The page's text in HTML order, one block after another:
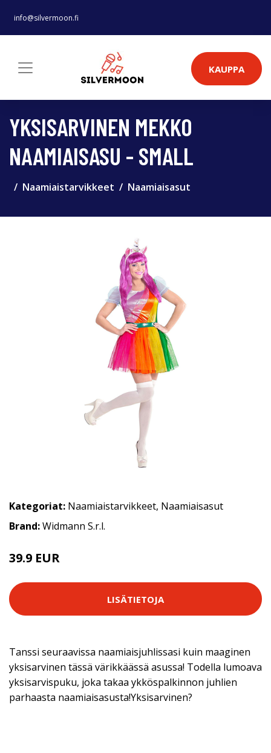
info@silvermoon.fi
KAUPPA
YKSISARVINEN MEKKO
NAAMIAISASU - SMALL
Naamiaistarvikkeet Naamiaisasut
Kategoriat: Naamiaistarvikkeet, Naamiaisasut
Brand:Widmann S.r.l.
39.9 EUR
LISÄTIETOJA
Tanssi seuraavissa naamiaisjuhlissasi kuin maaginen
yksisarvinen tässä värikkäässä asussa! Todella lumoava
yksisarvispuku, joka takaa ykköspalkinnon juhlien
parhaasta naamiaisasusta!Yksisarvinen?